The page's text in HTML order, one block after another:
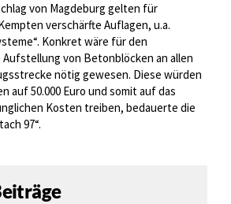
von Magdeburg gelten für
verschärfte Auflagen, u.a.
Konkret wäre für den
Aufstellung von Betonblöcken an allen
nötig gewesen. Diese würden
auf 50.000 Euro und somit auf das
Kosten treiben, bedauerte die
97“.